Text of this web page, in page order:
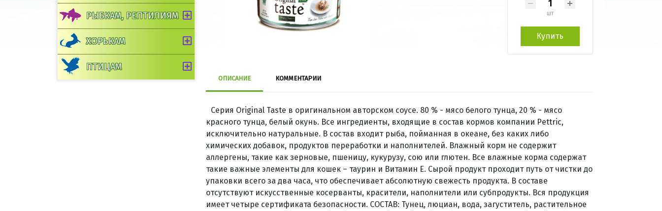
РЫБКАМ, РЕПТИЛИЯМ
ХОРЬКАМ
ПТИЦАМ
шт
Купить
ОПИСАНИЕ КОММЕНТАРИИ
Серия Original Taste в оригинальном авторском соусе. 80 % - мясо белого тунца, 20 % - мясо
красного тунца, белый окунь. Все ингредиенты, входящие в состав кормов компании Pettric,
исключительно натуральные. В состав входит рыба, пойманная в океане, без каких либо
химических добавок, продуктов переработки и наполнителей. Влажный корм не содержит
аллергены, такие как зерновые, пшеницу, кукурузу, сою или глютен. Все влажные корма содержат
такие важные элементы для кошек – таурин и Витамин Е. Сырой продукт проходит путь от чистки до
упаковки всего за два часа, что обеспечивает абсолютную свежесть продукта. В составе
отсутствуют искусственные косерванты, красители, наполнители или субпродукты. Вся продукция
имеет четыре сертификата безопасности. СОСТАВ: Тунец, люциан, вода, загуститель, растительное